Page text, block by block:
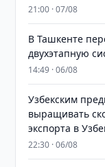
21:00 · 07/08
В Ташкенте
двухэтапную
14:49 · 06/08
Узбекским
выращивать
экспорта в
22:30 · 06/08